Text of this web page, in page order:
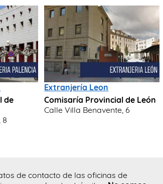
de
8
Extranjería Leon
Comisaría Provincial de León
Calle Villa Benavente, 6
de contacto de las oficinas de